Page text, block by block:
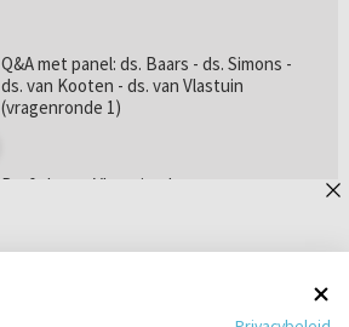
Q&A met panel: ds. Baars - ds. Simons -
ds. van Kooten - ds. van Vlastuin
(vragenronde 1)
Prof. dr. van Vlastuin - Is